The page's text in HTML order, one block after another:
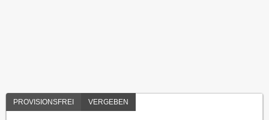
PROVISIONSFREI VERGEBEN